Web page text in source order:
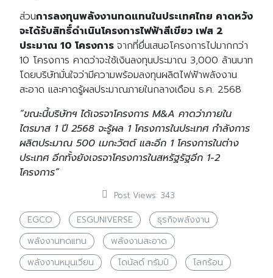
ส่วนการลงทุนพลังงานทดแทนในประเทศไทย คาดหวัง
จะได้รับสิทธิ์ดำเนินโครงการไฟฟ้าสีเขียว เฟส 2
ประมาณ 10 โครงการ จากที่ยื่นเสนอโครงการไปมากกว่า
10 โครงการ คาดว่าจะใช้เงินลงทุนประมาณ 3,000 ล้านบาท
โดยบริษัทมั่นใจว่ามีความพร้อมลงทุนผลิตไฟฟ้าพลังงาน
สะอาด และคาดรู้ผลประมาณภายในกลางเดือน ธ.ค. 2568
“ขณะนี้บริษัทฯ ได้เจรจาโครงการ M&A คาดว่าภายใน
ไตรมาส 1 ปี 2568 จะรู้ผล 1 โครงการในประเทศ กำลังการ
ผลิตประมาณ 500 เมกะวัตต์ และอีก 1 โครงการในต่าง
ประเทศ อีกทั้งยังเจรจาโครงการในสหรัฐรัฐอีก 1-2
โครงการ”
Post Views: 343
EGCO ESGUNIVERSE
ธุรกิจพลังงาน
พลังงานทดแทน
พลังงานสะอาด
พลังงานหมุนเวียน
โดนัลด์ ทรัมป์ โลกร้อน